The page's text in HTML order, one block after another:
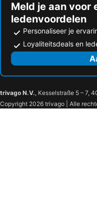
Meld je aan voor
ledenvoordelen
Personaliseer je
Loyaliteitsdeals en
trivago N.V., Kesselstraße 5 – 7,
Copyright 2026 trivago | Alle